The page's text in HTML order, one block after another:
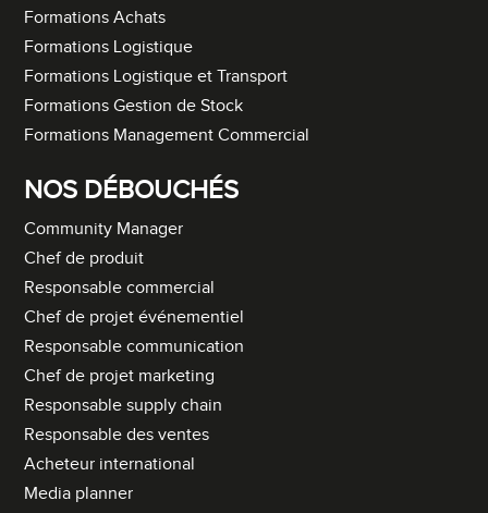
Formations Achats
Formations Logistique
Formations Logistique et Transport
Formations Gestion de Stock
Formations Management Commercial
NOS DÉBOUCHÉS
Community Manager
Chef de produit
Responsable commercial
Chef de projet événementiel
Responsable communication
Chef de projet marketing
Responsable supply chain
Responsable des ventes
Acheteur international
Media planner